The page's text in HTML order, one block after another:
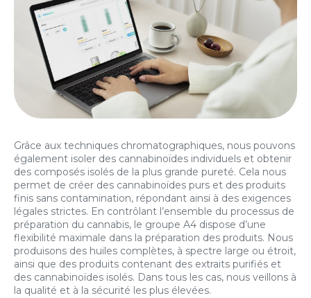
Grâce aux techniques chromatographiques, nous pouvons
également isoler des cannabinoïdes individuels et obtenir
des composés isolés de la plus grande pureté. Cela nous
permet de créer des cannabinoïdes purs et des produits
finis sans contamination, répondant ainsi à des exigences
légales strictes. En contrôlant l’ensemble du processus de
préparation du cannabis, le groupe A4 dispose d’une
flexibilité maximale dans la préparation des produits. Nous
produisons des huiles complètes, à spectre large ou étroit,
ainsi que des produits contenant des extraits purifiés et
des cannabinoïdes isolés. Dans tous les cas, nous veillons à
la qualité et à la sécurité les plus élevées.